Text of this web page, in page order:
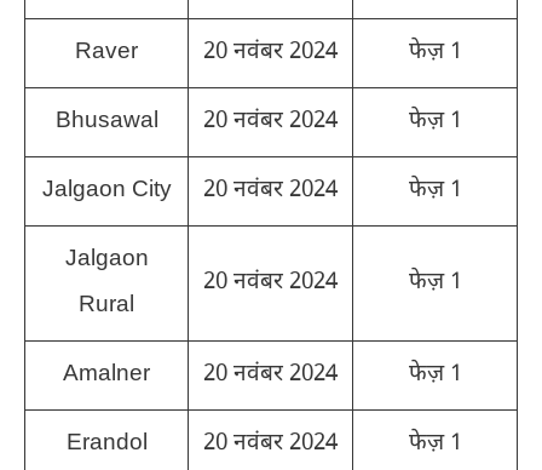
Raver 20 नवंबर 2024 फेज़ 1
Bhusawal 20 नवंबर 2024 फेज़ 1
Jalgaon City 20 नवंबर 2024 फेज़ 1
Jalgaon
Rural
20 नवंबर 2024 फेज़ 1
Amalner 20 नवंबर 2024 फेज़ 1
Erandol 20 नवंबर 2024 फेज़ 1